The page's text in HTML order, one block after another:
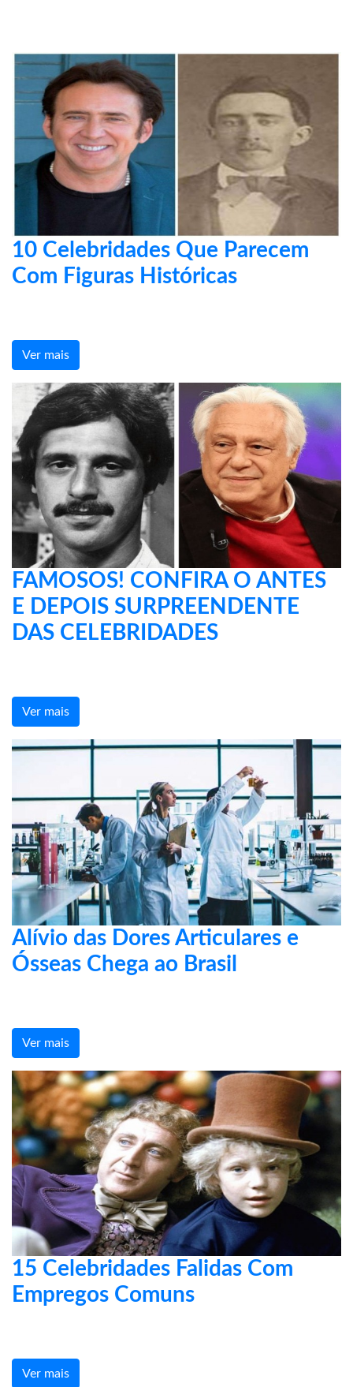
10 Celebridades Que Parecem
Com Figuras Históricas
Ver mais
FAMOSOS! CONFIRA O ANTES
E DEPOIS SURPREENDENTE
DAS CELEBRIDADES
Ver mais
Alívio das Dores Articulares e
Ósseas Chega ao Brasil
Ver mais
15 Celebridades Falidas Com
Empregos Comuns
Ver mais